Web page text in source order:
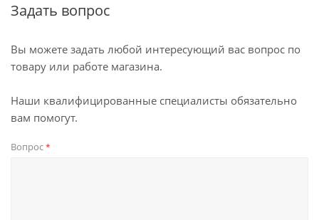
Задать вопрос
Вы можете задать любой интересующий вас вопрос по
товару или работе магазина.
Наши квалифицированные специалисты обязательно
вам помогут.
Вопрос*